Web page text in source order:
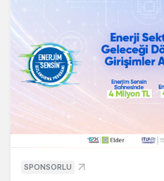
SPONSORLU